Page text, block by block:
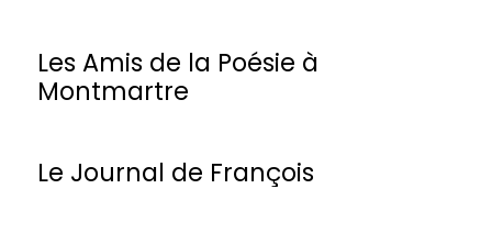
Les Amis de la Poésie à
Montmartre
Le Journal de François